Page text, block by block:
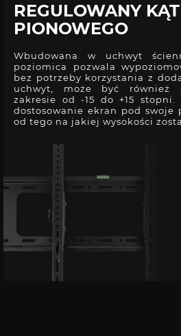
REGULOWANY
PIONOWEGO
Wbudowana w uchwyt
poziomica pozwala
bez potrzeby korzystania z
uchwyt, może być również
zakresie od -15 do +15 stopni.
dostosowanie ekran pod swoje
od tego na jakiej wysokości